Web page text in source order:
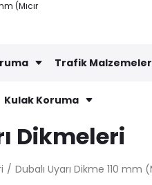
Trafik
Kulak Koruma
Dikmeleri
Dubalı Uyarı Dikme 110 mm